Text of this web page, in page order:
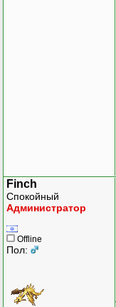
Finch
Спокойный
Администратор
Offline
Пол: